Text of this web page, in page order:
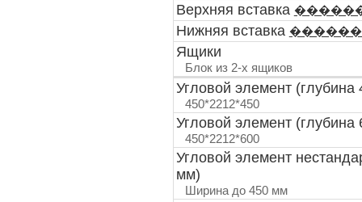
Верхняя вставка
Нижняя вставка
Ящики
Блок из 2-х ящиков
Угловой элемент (глубина
450*2212*450
Угловой элемент (глубина
450*2212*600
Угловой элемент
мм)
Ширина до 450 мм